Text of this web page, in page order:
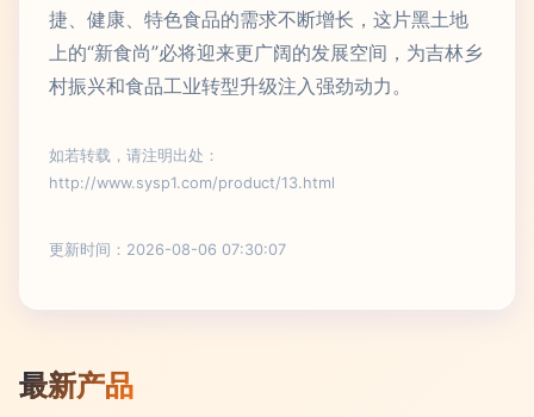
捷、健康、特色食品的需求不断增长，这片黑土地
上的“新食尚”必将迎来更广阔的发展空间，为吉林乡
村振兴和食品工业转型升级注入强劲动力。
如若转载，请注明出处：
http://www.sysp1.com/product/13.html
更新时间：2026-08-06 07:30:07
最新产品